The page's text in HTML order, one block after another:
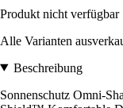
Produkt nicht verfügbar
Alle Varianten
Beschreibung
Sonnenschutz Omni-